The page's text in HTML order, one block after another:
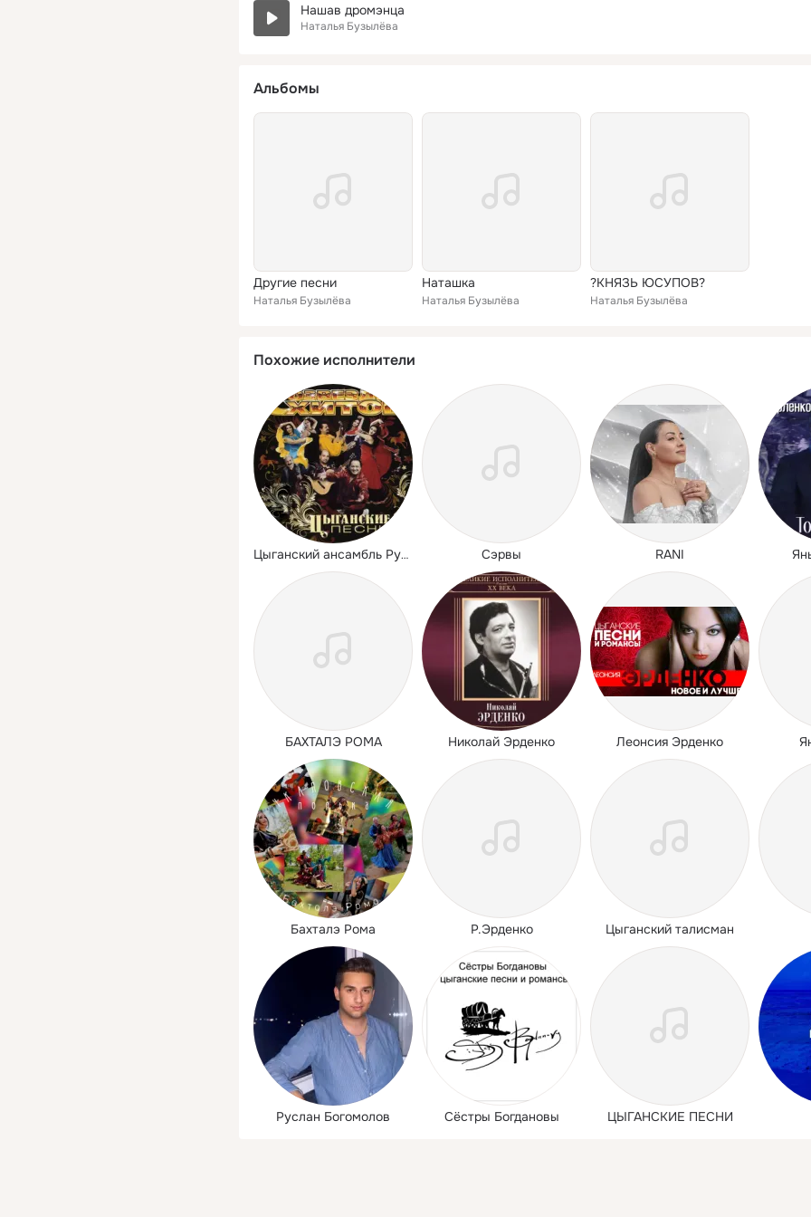
Нашав дромэнца
Наталья Бузылёва
Альбомы
Другие песни
Наталья Бузылёва
Наташка
Наталья Бузылёва
?КНЯЗЬ ЮСУПОВ?
Наталья Бузылёва
Похожие исполнители
Цыганский ансамбль Русска рома Сэрвы RANI
БАХТАЛЭ РОМА Николай Эрденко Леонсия Эрденко
Бахталэ Рома Р.Эрденко Цыганский талисман
Руслан Богомолов Сёстры Богдановы ЦЫГАНСКИЕ ПЕСНИ